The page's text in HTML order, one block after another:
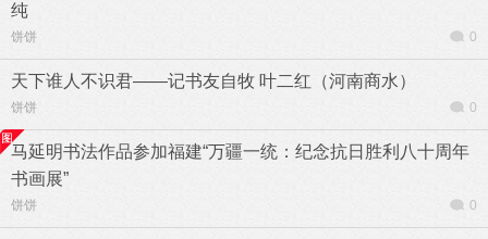
纯
饼饼 0
天下谁人不识君——记书友自牧 叶二红（河南商水）
饼饼 0
马延明书法作品参加福建“万疆一统：纪念抗日胜利八十周年
书画展”
饼饼 0